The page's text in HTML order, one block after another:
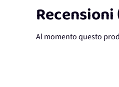
Al momento questo